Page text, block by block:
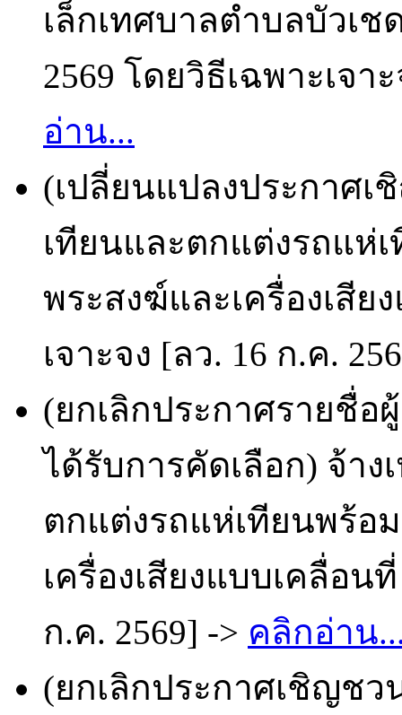
เล็กเทศบาลตำบลบัวเ
2569 โดยวิธีเฉพาะเจา
อ่าน...
(เปลี่ยนแปลงประกาศ
เทียนและตกแต่งรถแห่
พระสงฆ์และเครื่องเสีย
เจาะจง [ลว. 16 ก.ค.
(ยกเลิกประกาศรายชื่อ
ได้รับการคัดเลือก) จ้า
ตกแต่งรถแห่เทียนพร้อ
เครื่องเสียงแบบเคลื่อน
ก.ค. 2569] -> คลิกอ่าน
(ยกเลิกประกาศเชิญช